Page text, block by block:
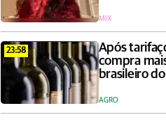
MIX
23:58
Após
compra
brasileiro
AGRO